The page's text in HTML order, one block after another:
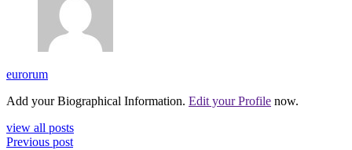
eurorum
Add your Biographical Information. Edit your Profile now.
view all posts
Previous post